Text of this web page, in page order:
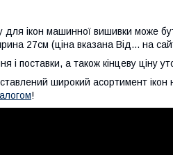
ікон машинної вишивки може
27см (ціна вказана Від... на
і поставки, а також кінцеву ціну
широкий асортимент ікон
!